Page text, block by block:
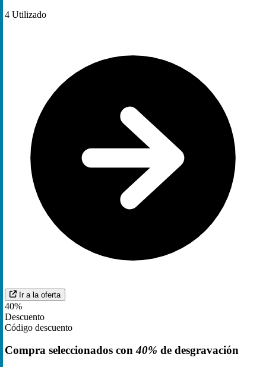
4 Utilizado
Ir a la oferta
40%
Descuento
Código descuento
Compra seleccionados con40% de desgravación